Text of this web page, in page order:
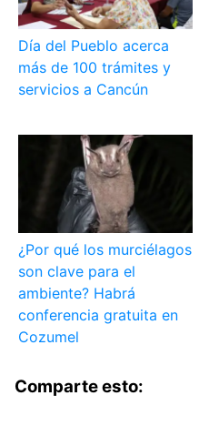
Día del Pueblo acerca
más de 100 trámites y
servicios a Cancún
¿Por qué los murciélagos
son clave para el
ambiente? Habrá
conferencia gratuita en
Cozumel
Comparte esto: